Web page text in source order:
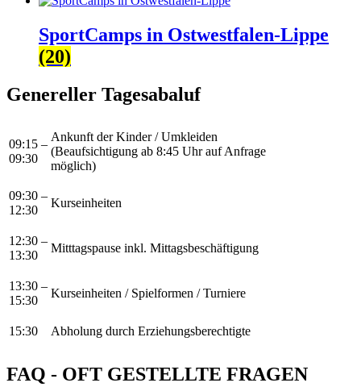
SportCamps in Ostwestfalen-Lippe
(20)
Genereller Tagesabaluf
09:15 –
09:30
Ankunft der Kinder / Umkleiden
(Beaufsichtigung ab 8:45 Uhr auf Anfrage
möglich)
09:30 –
12:30
Kurseinheiten
12:30 –
13:30
Mitttagspause inkl. Mittagsbeschäftigung
13:30 –
15:30
Kurseinheiten / Spielformen / Turniere
15:30 Abholung durch Erziehungsberechtigte
FAQ - OFT GESTELLTE FRAGEN